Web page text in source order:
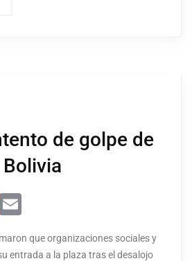
de golpe de
WhatsApp
que organizaciones sociales y
entrada a la plaza tras el desalojo